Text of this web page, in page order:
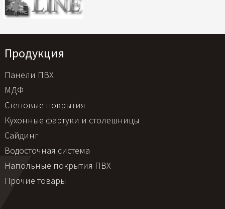
Продукция
Панели ПВХ
МДФ
Стеновые покрытия
Кухонные фартуки и столешницы
Сайдинг
Водосточная система
Напольные покрытия ПВХ
Прочие товары